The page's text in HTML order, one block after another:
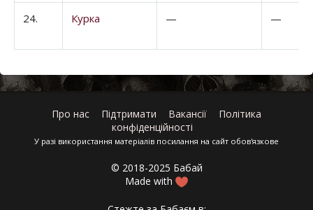
24. Курка — —
Про нас Підтримати Вакансії
Політика
конфіденційності
У разі використання матеріалів посилання на сайт обов'язкове
© 2018-2025 Бабай
Made with